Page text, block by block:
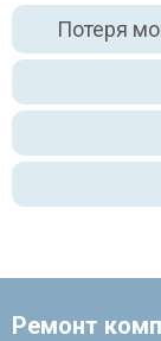
Потеря
Ремонт